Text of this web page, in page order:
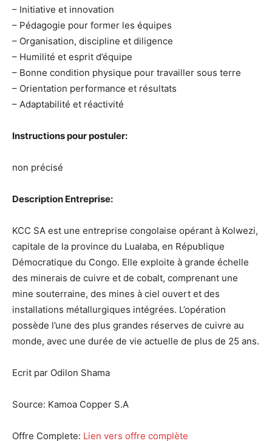
– Initiative et innovation
– Pédagogie pour former les équipes
– Organisation, discipline et diligence
– Humilité et esprit d’équipe
– Bonne condition physique pour travailler sous terre
– Orientation performance et résultats
– Adaptabilité et réactivité
Instructions pour postuler:
non précisé
Description Entreprise:
KCC SA est une entreprise congolaise opérant à Kolwezi,
capitale de la province du Lualaba, en République
Démocratique du Congo. Elle exploite à grande échelle
des minerais de cuivre et de cobalt, comprenant une
mine souterraine, des mines à ciel ouvert et des
installations métallurgiques intégrées. L’opération
possède l’une des plus grandes réserves de cuivre au
monde, avec une durée de vie actuelle de plus de 25 ans.
Ecrit par Odilon Shama
Source: Kamoa Copper S.A
Offre Complete: Lien vers offre complète